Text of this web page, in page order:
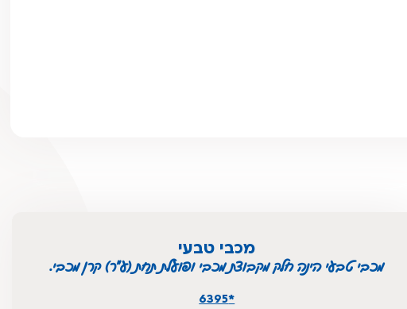
מכבי טבעי
מכבי טבעי הינה חלק מקבוצת מכבי ופועלת תחת (ע"ר) קרן מכבי.
*6395